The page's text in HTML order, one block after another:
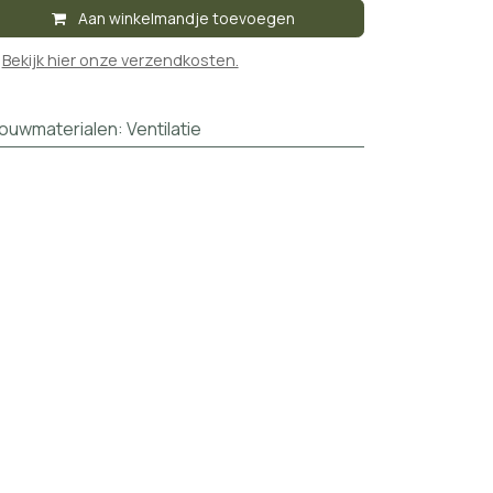
Aan winkelmandje toevoegen
Bekijk hier onze verzendkosten.
:Ventilatie